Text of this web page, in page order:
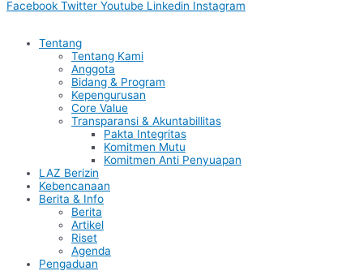
Facebook Twitter Youtube Linkedin Instagram
Tentang
Tentang Kami
Anggota
Bidang & Program
Kepengurusan
Core Value
Transparansi & Akuntabillitas
Pakta Integritas
Komitmen Mutu
Komitmen Anti Penyuapan
LAZ Berizin
Kebencanaan
Berita & Info
Berita
Artikel
Riset
Agenda
Pengaduan